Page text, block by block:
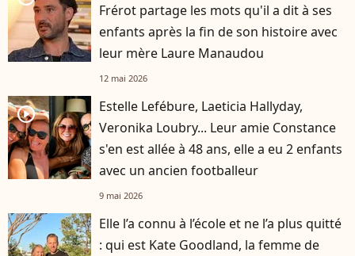
Frérot partage les mots qu'il a dit à ses
enfants après la fin de son histoire avec
leur mère Laure Manaudou
12 mai 2026
player2
Estelle Lefébure, Laeticia Hallyday,
Veronika Loubry... Leur amie Constance
s'en est allée à 48 ans, elle a eu 2 enfants
avec un ancien footballeur
9 mai 2026
Elle l’a connu à l’école et ne l’a plus quitté
: qui est Kate Goodland, la femme de